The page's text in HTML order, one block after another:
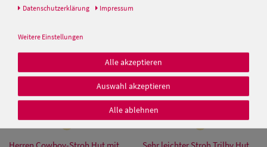
Herren Cowboy-Stroh Hut mit
Sehr leichter Stroh Trilby Hut
Daten­schutz­erklärung Impressum
Weitere Einstellungen
Alle akzeptieren
Auswahl akzeptieren
Alle ablehnen